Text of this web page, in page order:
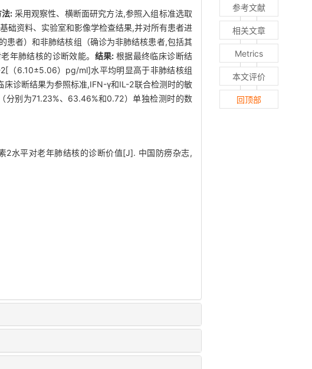
法: 采用观察性、横断面研究方法,参照入组标准选取
础资料、实验室和影像学检查结果,并对所有患者进
患者）和非肺结核组（确诊为非肺结核患者,包括其
年肺结核的诊断效能。 结果: 根据最终临床诊断结
（6.10±5.06）pg/ml]水平均明显高于非肺结核组
诊断结果为参照标准,IFN-γ和IL-2联合检测时的敏
别为71.23%、63.46%和0.72）单独检测时的数
2水平对老年肺结核的诊断价值[J]. 中国防痨杂志,
参考文献
相关文章
Metrics
本文评价
回顶部